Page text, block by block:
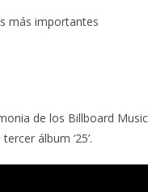
más importantes
de los Billboard Music
álbum ‘25’.